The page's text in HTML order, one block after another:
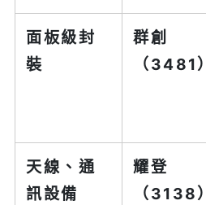
面板級封
裝
群創
（3481）
天線、通
訊設備
耀登
（3138）